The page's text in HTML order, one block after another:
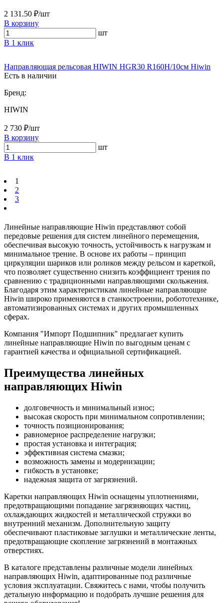
2 131.50 ₽/шт
В корзину
шт
В 1 клик
Направляющая рельсовая HIWIN HGR30 R160H/10см Hiwin
Есть в наличии
Бренд:
HIWIN
2 730 ₽/шт
В корзину
шт
В 1 клик
1
2
3
Линейные направляющие Hiwin представляют собой
передовые решения для систем линейного перемещения,
обеспечивая высокую точность, устойчивость к нагрузкам и
минимальное трение. В основе их работы – принцип
циркуляции шариков или роликов между рельсом и кареткой,
что позволяет существенно снизить коэффициент трения по
сравнению с традиционными направляющими скольжения.
Благодаря этим характеристикам линейные направляющие
Hiwin широко применяются в станкостроении, робототехнике,
автоматизированных системах и других промышленных
сферах.
Компания "Импорт Подшипник" предлагает купить
линейные направляющие Hiwin по выгодным ценам с
гарантией качества и официальной сертификацией.
Преимущества линейных
направляющих Hiwin
долговечность и минимальный износ;
высокая скорость при минимальном сопротивлении;
точность позиционирования;
равномерное распределение нагрузки;
простая установка и интеграция;
эффективная система смазки;
возможность замены и модернизации;
гибкость в установке;
надежная защита от загрязнений.
Каретки направляющих Hiwin оснащены уплотнениями,
предотвращающими попадание загрязняющих частиц,
охлаждающих жидкостей и металлической стружки во
внутренний механизм. Дополнительную защиту
обеспечивают пластиковые заглушки и металлические ленты,
предотвращающие скопление загрязнений в монтажных
отверстиях.
В каталоге представлены различные модели линейных
направляющих Hiwin, адаптированные под различные
условия эксплуатации. Свяжитесь с нами, чтобы получить
детальную информацию и подобрать лучшие решения для